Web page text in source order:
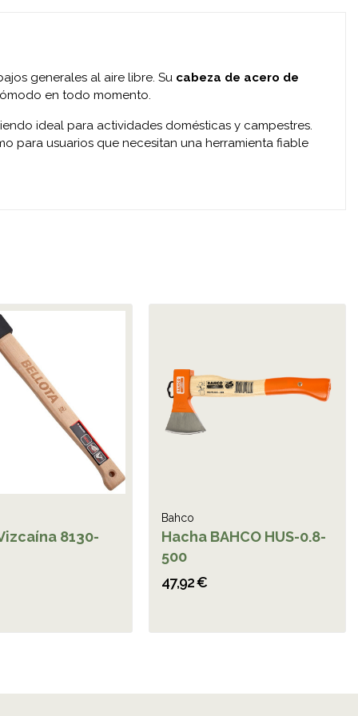
generales al aire libre. Su cabeza de acero de
en todo momento.
ideal para actividades domésticas y campestres.
para usuarios que necesitan una herramienta fiable
8130-
Bahco
Hacha BAHCO HUS-0.8-
500
47,92 €